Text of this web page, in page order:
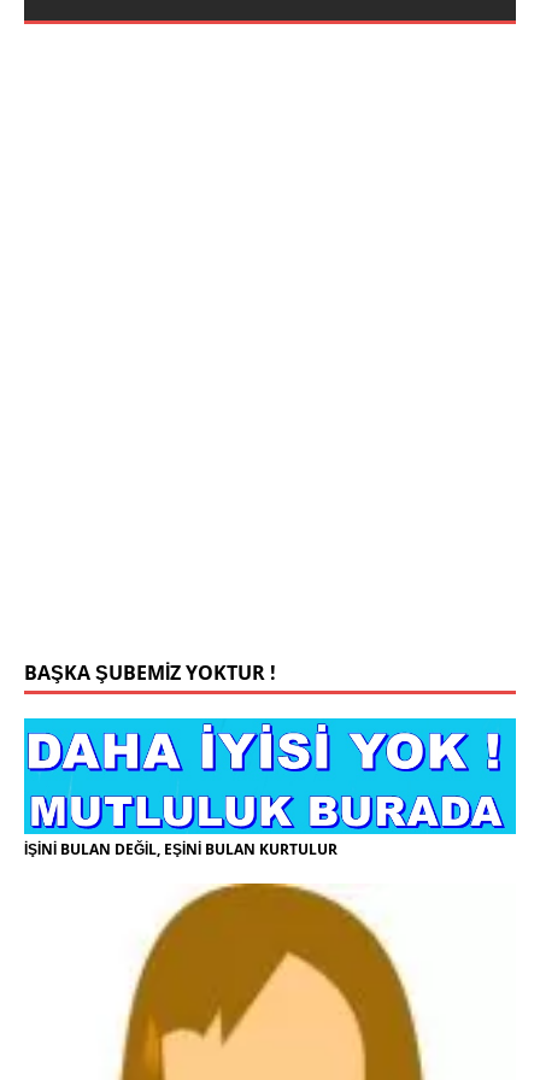
Süleyman Bey 38 Yaş Kamu Çalışanı
BAŞKA ŞUBEMİZ YOKTUR !
İŞİNİ BULAN DEĞİL, EŞİNİ BULAN KURTULUR